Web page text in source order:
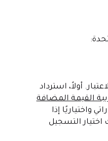
أولاً، استرداد
القيمة المضافة
السنوية الخاضعة للضريبة 375,000 درهم إماراتي واختياريًا إذا
الثانية، يمكنك اختيار التسجيل